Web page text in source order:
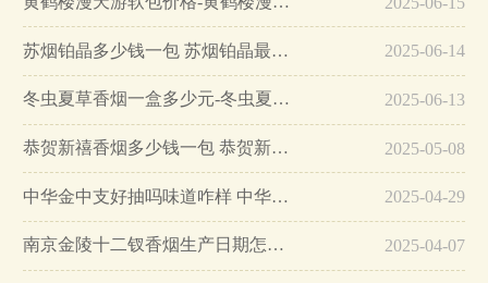
苏烟铂晶多少钱一包 苏烟铂晶最新价格… 2025-06-14
冬虫夏草香烟一盒多少元-冬虫夏草香烟一盒多少元2025最新价格… 2025-06-13
恭贺新禧香烟多少钱一包 恭贺新禧香烟价格表和图片… 2025-05-08
中华金中支好抽吗味道咋样 中华金中支口感特点介绍… 2025-04-29
南京金陵十二钗香烟生产日期怎么看 南京金陵十二钗香烟保质期… 2025-04-07